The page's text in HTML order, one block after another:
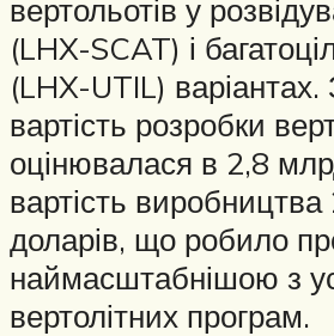
вертольотів у
(LHX-SCAT) і
(LHX-UTIL) варіантах.
вартість розробки
оцінювалася в 2,8
вартість
доларів, що робило
наймасштабнішою з
вертолітних програм.